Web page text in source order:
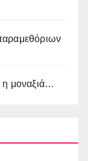
η μοναξιά…